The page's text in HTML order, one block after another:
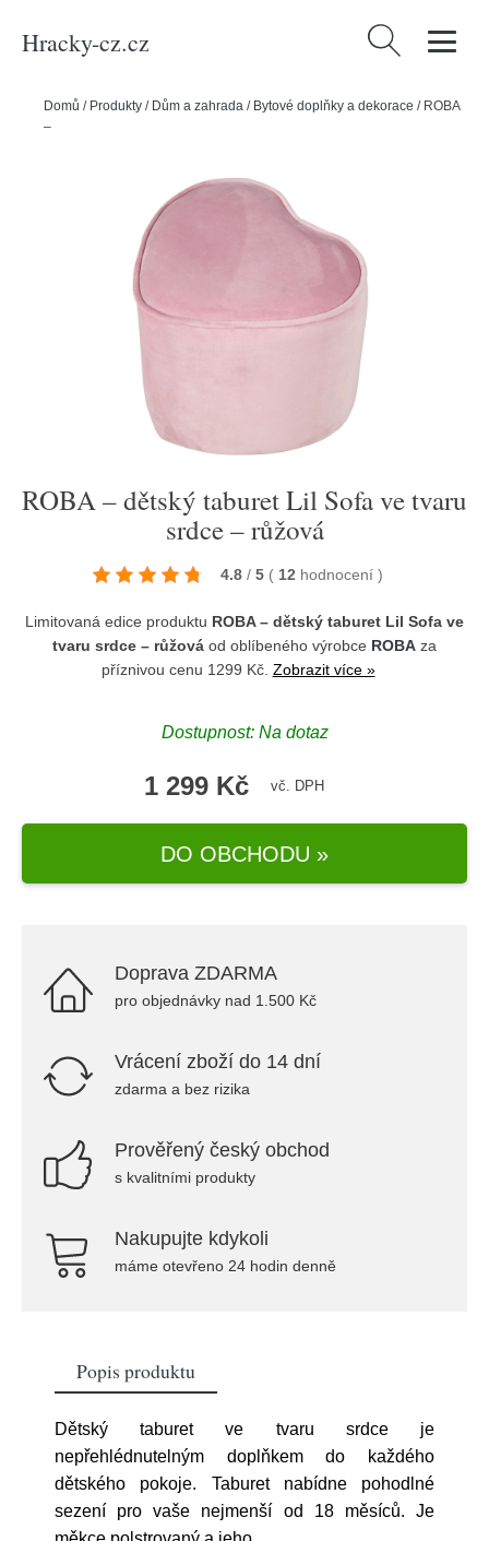
Hracky-cz.cz Vyhledávání
Domů / Produkty / Dům a zahrada / Bytové doplňky a dekorace / ROBA
– dětský taburet Lil Sofa ve tvaru srdce – růžová
ROBA – dětský taburet Lil Sofa ve tvaru
srdce – růžová
4.8 / 5 ( 12 hodnocení )
Limitovaná edice produktu ROBA – dětský taburet Lil Sofa ve
tvaru srdce – růžová od oblíbeného výrobce ROBA za
příznivou cenu 1299 Kč. Zobrazit více »
Dostupnost: Na dotaz
1 299 Kč vč. DPH
DO OBCHODU »
Doprava ZDARMA
pro objednávky nad 1.500 Kč
Vrácení zboží do 14 dní
zdarma a bez rizika
Prověřený český obchod
s kvalitními produkty
Nakupujte kdykoli
máme otevřeno 24 hodin denně
Popis produktu
Dětský taburet ve tvaru srdce je
nepřehlédnutelným doplňkem do každého
dětského pokoje. Taburet nabídne pohodlné
sezení pro vaše nejmenší od 18 měsíců. Je